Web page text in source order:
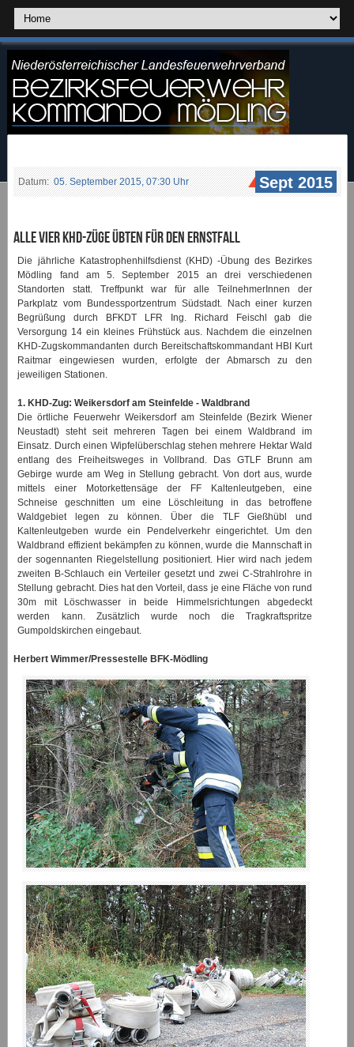
Datum: 05. September 2015, 07:30 Uhr Sept 2015
Alle vier KHD-Züge übten für den Ernstfall
Die jährliche Katastrophenhilfsdienst(KHD) -Übung des Bezirkes
Mödling fand am 5. September 2015 an drei verschiedenen
Standorten statt. Treffpunkt war für alle TeilnehmerInnen der
Parkplatz vom Bundessportzentrum Südstadt. Nach einer kurzen
Begrüßung durch BFKDT LFR Ing. Richard Feischl gab die
Versorgung 14 ein kleines Frühstück aus. Nachdem die einzelnen
KHD-Zugskommandanten durch Bereitschaftskommandant HBI Kurt
Raitmar eingewiesen wurden, erfolgte der Abmarsch zu den
jeweiligen Stationen.
1. KHD-Zug: Weikersdorf am Steinfelde - Waldbrand
Die örtliche Feuerwehr Weikersdorf am Steinfelde (Bezirk Wiener
Neustadt) steht seit mehreren Tagen bei einem Waldbrand im
Einsatz. Durch einen Wipfelüberschlag stehen mehrere Hektar Wald
entlang des Freiheitsweges in Vollbrand. Das GTLF Brunn am
Gebirge wurde am Weg in Stellung gebracht. Von dort aus, wurde
mittels einer Motorkettensäge der FF Kaltenleutgeben, eine
Schneise geschnitten um eine Löschleitung in das betroffene
Waldgebiet legen zu können. Über die TLF Gießhübl und
Kaltenleutgeben wurde ein Pendelverkehr eingerichtet. Um den
Waldbrand effizient bekämpfen zu können, wurde die Mannschaft in
der sogennanten Riegelstellung positioniert. Hier wird nach jedem
zweiten B-Schlauch ein Verteiler gesetzt und zwei C-Strahlrohre in
Stellung gebracht. Dies hat den Vorteil, dass je eine Fläche von rund
30m mit Löschwasser in beide Himmelsrichtungen abgedeckt
werden kann. Zusätzlich wurde noch die Tragkraftspritze
Gumpoldskirchen eingebaut.
Herbert Wimmer/Pressestelle BFK-Mödling